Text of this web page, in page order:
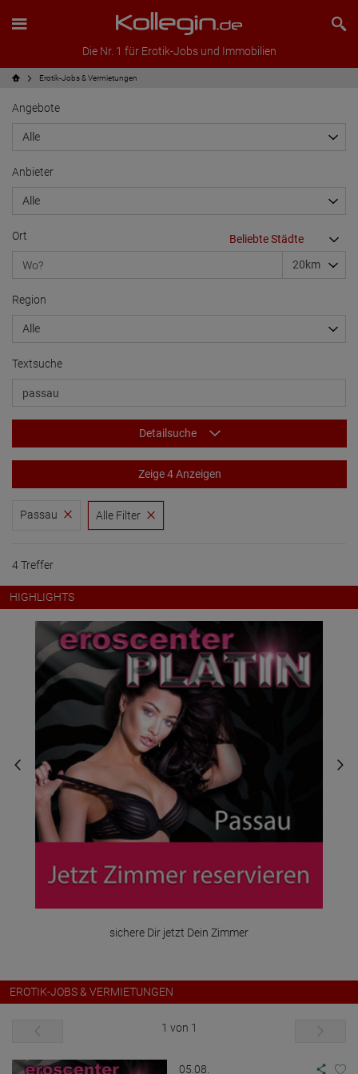
Die Nr. 1 für Erotik-Jobs und Immobilien
Erotik-Jobs & Vermietungen
Angebote
Anbieter
Ort
Region
Textsuche
Detailsuche
Zeige 4 Anzeigen
Passau Alle Filter
4 Treffer
HIGHLIGHTS
sichere Dir jetzt Dein Zimmer
EROTIK-JOBS & VERMIETUNGEN
1 von 1
05.08.